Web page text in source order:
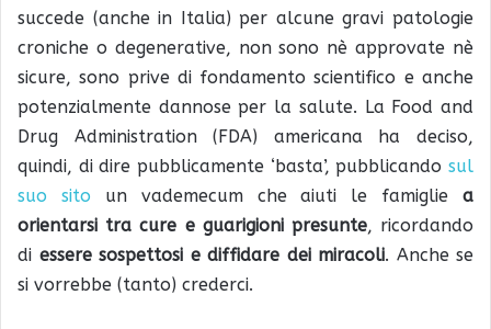
succede (anche in Italia) per alcune gravi patologie
croniche o degenerative, non sono nè approvate nè
sicure, sono prive di fondamento scientifico e anche
potenzialmente dannose per la salute. La Food and
Drug Administration (FDA) americana ha deciso,
quindi, di dire pubblicamente ‘basta’, pubblicando sul
suo sito un vademecum che aiuti le famiglie a
orientarsi tra cure e guarigioni presunte, ricordando
di essere sospettosi e diffidare dei miracoli. Anche se
si vorrebbe (tanto) crederci.